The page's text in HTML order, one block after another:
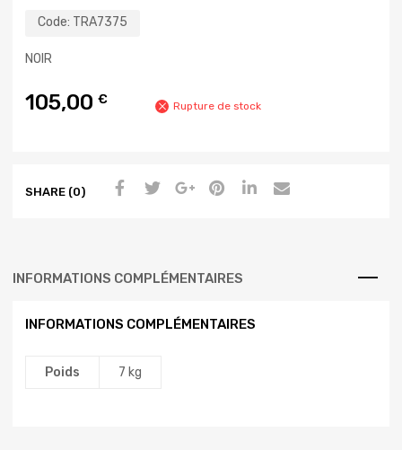
Code: TRA7375
NOIR
105,00 € Rupture de stock
SHARE (0)
INFORMATIONS COMPLÉMENTAIRES
INFORMATIONS COMPLÉMENTAIRES
Poids 7 kg